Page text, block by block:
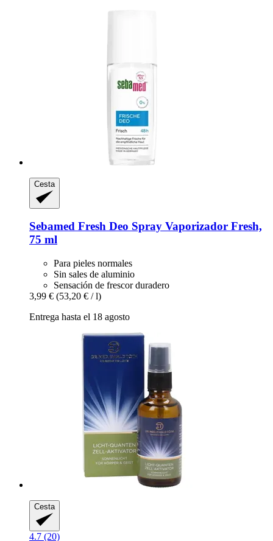
Cesta
Sebamed Fresh Deo Spray Vaporizador Fresh,
75 ml
Para pieles normales
Sin sales de aluminio
Sensación de frescor duradero
3,99 € (53,20 € / l)
Entrega hasta el 18 agosto
Cesta
4.7 (20)